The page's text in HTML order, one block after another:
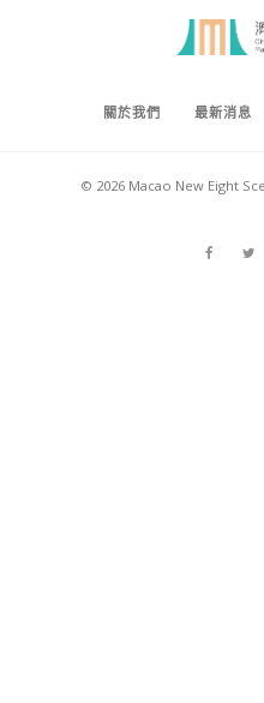
關於我們 最新消息
© 2026 Macao New Eight